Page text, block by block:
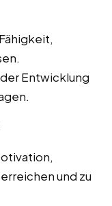
Entwicklung
und zu